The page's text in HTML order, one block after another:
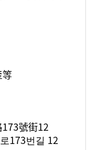
號街12
173번길 12